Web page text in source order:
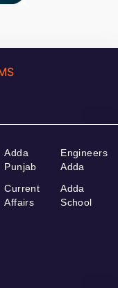
Adda
Punjab
Current
Affairs
Engineers
Adda
Adda
School